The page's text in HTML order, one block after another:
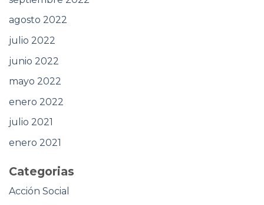
agosto 2022
julio 2022
junio 2022
mayo 2022
enero 2022
julio 2021
enero 2021
Categorias
Acción Social